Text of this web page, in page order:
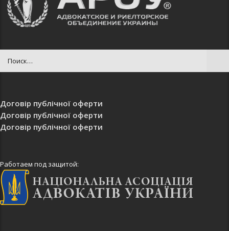
Договір публічної оферти
Договір публічної оферти
Договір публічної оферти
Работаем под защитой: